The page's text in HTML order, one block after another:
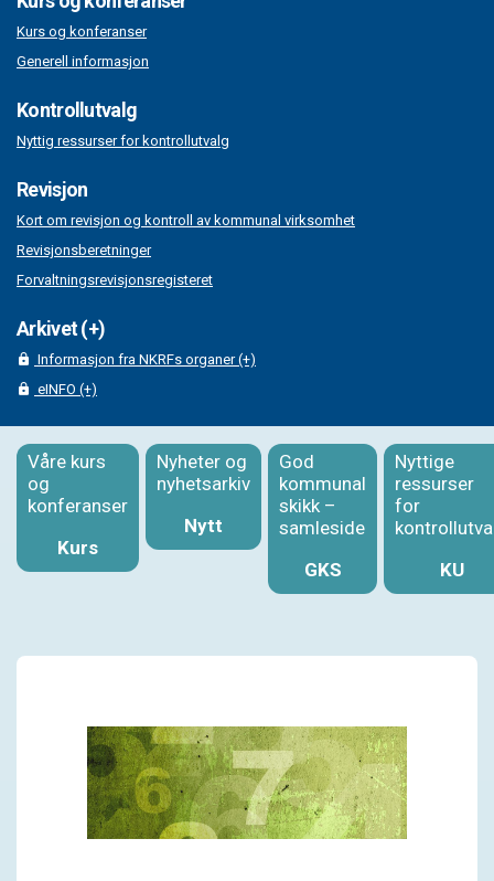
Kurs og konferanser
Generell informasjon
Kontrollutvalg
Nyttig ressurser for kontrollutvalg
Revisjon
Kort om revisjon og kontroll av kommunal virksomhet
Revisjonsberetninger
Forvaltningsrevisjonsregisteret
Arkivet (+)
Informasjon fra NKRFs organer (+)
eINFO (+)
Våre kurs
og
konferanser
Kurs
Nyheter og
nyhetsarkiv
Nytt
God
kommunal
skikk –
samleside
GKS
Nyttige
ressurser
for
KU